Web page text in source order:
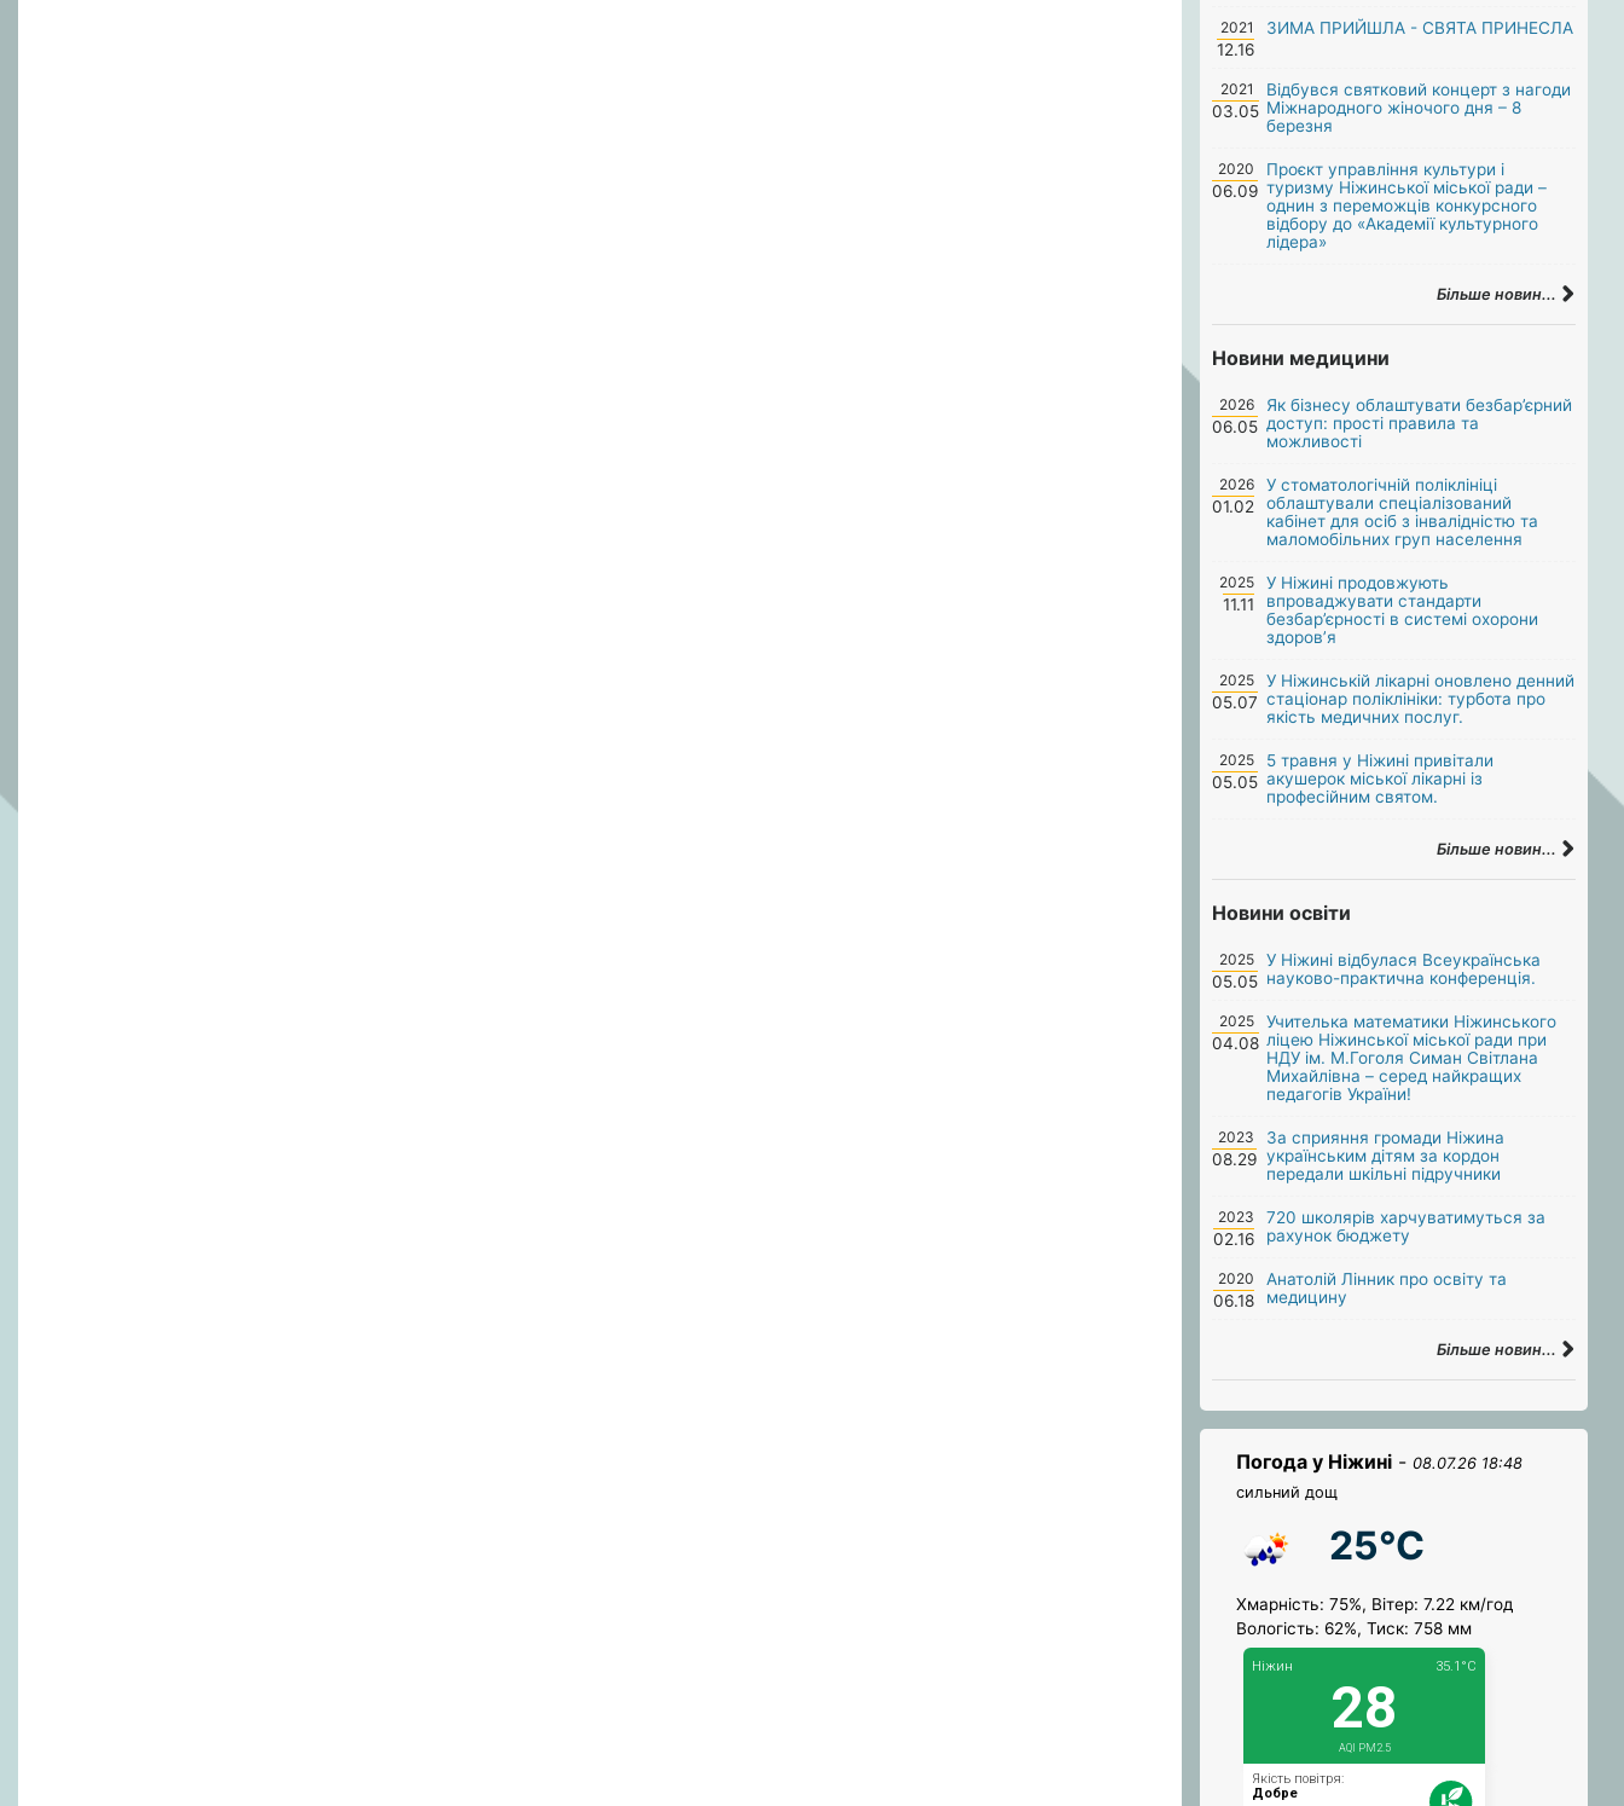
2021
12.16
ЗИМА ПРИЙШЛА - СВЯТА ПРИНЕСЛА
2021
03.05
Відбувся святковий концерт з нагоди
Міжнародного жіночого дня – 8
березня
2020
06.09
Проєкт управління культури і
туризму Ніжинської міської ради –
однин з переможців конкурсного
відбору до «Академії культурного
лідера»
Більше новин...
Новини медицини
2026
06.05
Як бізнесу облаштувати безбар’єрний
доступ: прості правила та
можливості
2026
01.02
У стоматологічній поліклініці
облаштували спеціалізований
кабінет для осіб з інвалідністю та
маломобільних груп населення
2025
11.11
У Ніжині продовжують
впроваджувати стандарти
безбар’єрності в системі охорони
здоров’я
2025
05.07
У Ніжинській лікарні оновлено денний
стаціонар поліклініки: турбота про
якість медичних послуг.
2025
05.05
5 травня у Ніжині привітали
акушерок міської лікарні із
професійним святом.
Більше новин...
Новини освіти
2025
05.05
У Ніжині відбулася Всеукраїнська
науково-практична конференція.
2025
04.08
Учителька математики Ніжинського
ліцею Ніжинської міської ради при
НДУ ім. М.Гоголя Симан Світлана
Михайлівна – серед найкращих
педагогів України!
2023
08.29
За сприяння громади Ніжина
українським дітям за кордон
передали шкільні підручники
2023
02.16
720 школярів харчуватимуться за
рахунок бюджету
2020
06.18
Анатолій Лінник про освіту та
медицину
Більше новин...
Погода у Ніжині - 08.07.26 18:48
сильний дощ
25°C
Хмарність: 75%, Вітер: 7.22 км/год
Вологість: 62%, Тиск: 758 мм